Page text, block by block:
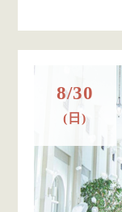
8/30
(日)